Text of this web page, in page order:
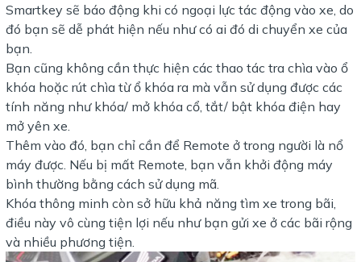
Smartkey sẽ báo động khi có ngoại lực tác động vào xe, do
đó bạn sẽ dễ phát hiện nếu như có ai đó di chuyển xe của
bạn.
Bạn cũng không cần thực hiện các thao tác tra chìa vào ổ
khóa hoặc rút chìa từ ổ khóa ra mà vẫn sử dụng được các
tính năng như khóa/ mở khóa cổ, tắt/ bật khóa điện hay
mở yên xe.
Thêm vào đó, bạn chỉ cần để Remote ở trong người là nổ
máy được. Nếu bị mất Remote, bạn vẫn khởi động máy
bình thường bằng cách sử dụng mã.
Khóa thông minh còn sở hữu khả năng tìm xe trong bãi,
điều này vô cùng tiện lợi nếu như bạn gửi xe ở các bãi rộng
và nhiều phương tiện.